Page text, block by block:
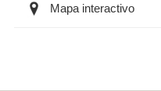
Mapa interactivo